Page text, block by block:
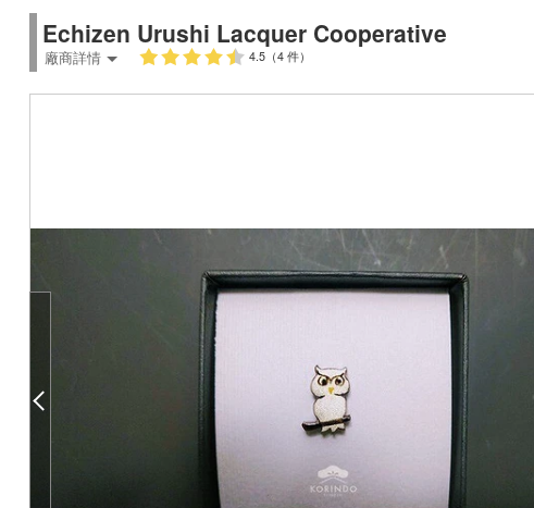
Echizen Urushi Lacquer Cooperative
廠商詳情 4.5（4 件）